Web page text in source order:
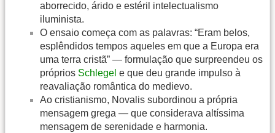
aborrecido, árido e estéril intelectualismo
iluminista.
O ensaio começa com as palavras: “Eram belos,
esplêndidos tempos aqueles em que a Europa era
uma terra cristã” — formulação que surpreendeu os
próprios Schlegel e que deu grande impulso à
reavaliação romântica do medievo.
Ao cristianismo, Novalis subordinou a própria
mensagem grega — que considerava altíssima
mensagem de serenidade e harmonia.